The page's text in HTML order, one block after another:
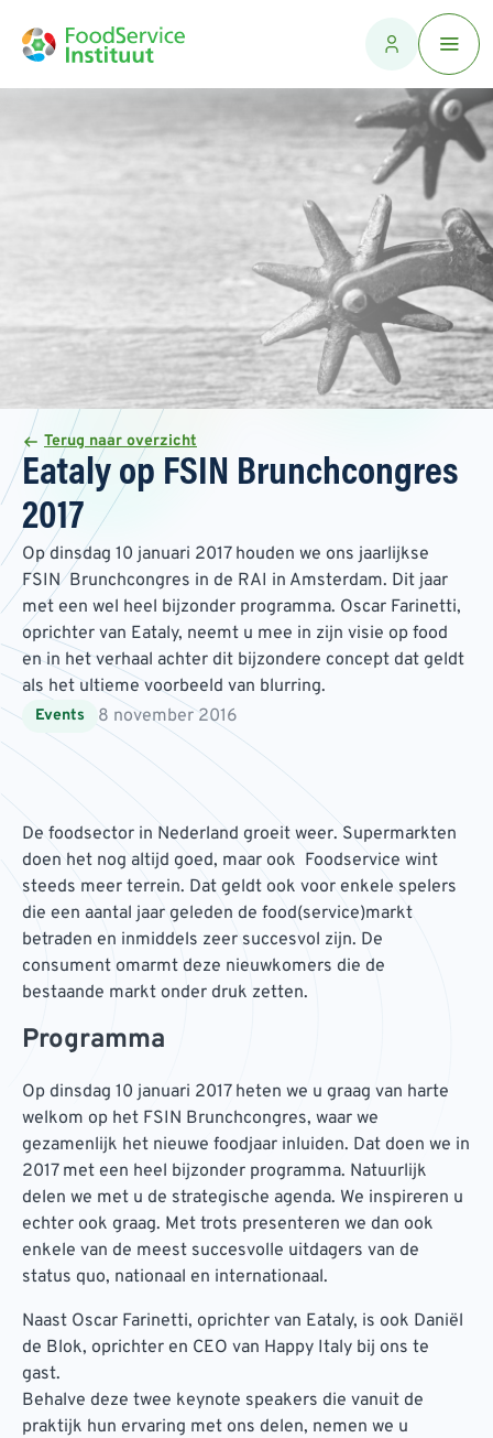
Terug naar overzicht
Eataly op FSIN Brunchcongres
2017
Op dinsdag 10 januari 2017 houden we ons jaarlijkse
FSIN Brunchcongres in de RAI in Amsterdam. Dit jaar
met een wel heel bijzonder programma. Oscar Farinetti,
oprichter van Eataly, neemt u mee in zijn visie op food
en in het verhaal achter dit bijzondere concept dat geldt
als het ultieme voorbeeld van blurring.
Events 8 november 2016
De foodsector in Nederland groeit weer. Supermarkten
doen het nog altijd goed, maar ook Foodservice wint
steeds meer terrein. Dat geldt ook voor enkele spelers
die een aantal jaar geleden de food(service)markt
betraden en inmiddels zeer succesvol zijn. De
consument omarmt deze nieuwkomers die de
bestaande markt onder druk zetten.
Programma
Op dinsdag 10 januari 2017 heten we u graag van harte
welkom op het FSIN Brunchcongres, waar we
gezamenlijk het nieuwe foodjaar inluiden. Dat doen we in
2017 met een heel bijzonder programma. Natuurlijk
delen we met u de strategische agenda. We inspireren u
echter ook graag. Met trots presenteren we dan ook
enkele van de meest succesvolle uitdagers van de
status quo, nationaal en internationaal.
Naast Oscar Farinetti, oprichter van Eataly, is ook Daniël
de Blok, oprichter en CEO van Happy Italy bij ons te
gast.
Behalve deze twee keynote speakers die vanuit de
praktijk hun ervaring met ons delen, nemen we u